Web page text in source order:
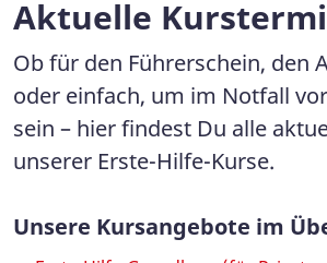
Aktuelle
Ob für den Führerschein, den
oder einfach, um im Notfall
sein – hier findest Du alle
unserer Erste-Hilfe-Kurse.
Unsere Kursangebote im